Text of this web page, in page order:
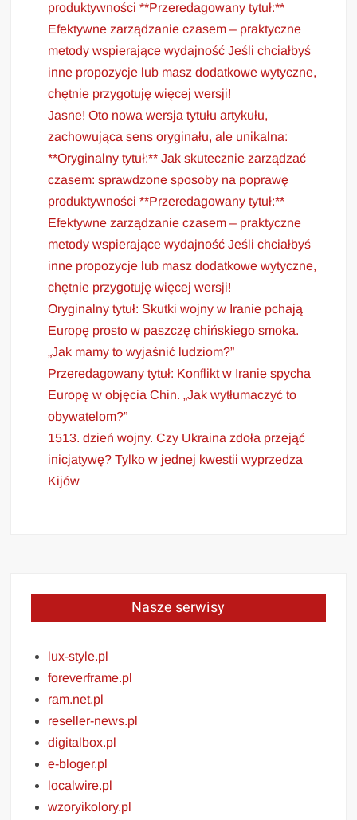
produktywności **Przeredagowany tytuł:**
Efektywne zarządzanie czasem – praktyczne
metody wspierające wydajność Jeśli chciałbyś
inne propozycje lub masz dodatkowe wytyczne,
chętnie przygotuję więcej wersji!
Jasne! Oto nowa wersja tytułu artykułu,
zachowująca sens oryginału, ale unikalna:
**Oryginalny tytuł:** Jak skutecznie zarządzać
czasem: sprawdzone sposoby na poprawę
produktywności **Przeredagowany tytuł:**
Efektywne zarządzanie czasem – praktyczne
metody wspierające wydajność Jeśli chciałbyś
inne propozycje lub masz dodatkowe wytyczne,
chętnie przygotuję więcej wersji!
Oryginalny tytuł: Skutki wojny w Iranie pchają
Europę prosto w paszczę chińskiego smoka.
„Jak mamy to wyjaśnić ludziom?”
Przeredagowany tytuł: Konflikt w Iranie spycha
Europę w objęcia Chin. „Jak wytłumaczyć to
obywatelom?”
1513. dzień wojny. Czy Ukraina zdoła przejąć
inicjatywę? Tylko w jednej kwestii wyprzedza
Kijów
Nasze serwisy
lux-style.pl
foreverframe.pl
ram.net.pl
reseller-news.pl
digitalbox.pl
e-bloger.pl
localwire.pl
wzoryikolory.pl